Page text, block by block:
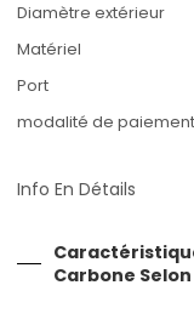
Diamètre extérieur
Matériel
Port
modalité de paiement
Info En Détails
Carbone Selon